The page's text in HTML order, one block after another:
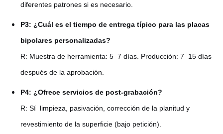
diferentes patrones si es necesario.
P3: ¿Cuál es el tiempo de entrega típico para las placas
bipolares personalizadas?
R: Muestra de herramienta: 5  7 días. Producción: 7  15 días
después de la aprobación.
P4: ¿Ofrece servicios de post-grabación?
R: Sí ️ limpieza, pasivación, corrección de la planitud y
revestimiento de la superficie (bajo petición).